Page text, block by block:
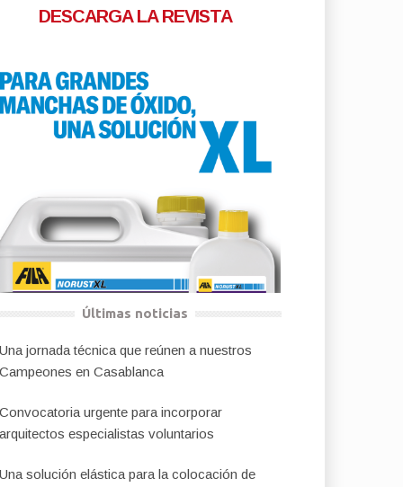
DESCARGA LA REVISTA
Últimas noticias
Una jornada técnica que reúnen a nuestros
Campeones en Casablanca
Convocatoria urgente para incorporar
arquitectos especialistas voluntarios
Una solución elástica para la colocación de